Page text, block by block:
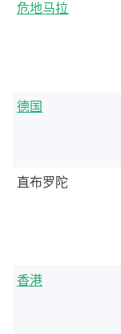
危地马拉
德国
直布罗陀
香港